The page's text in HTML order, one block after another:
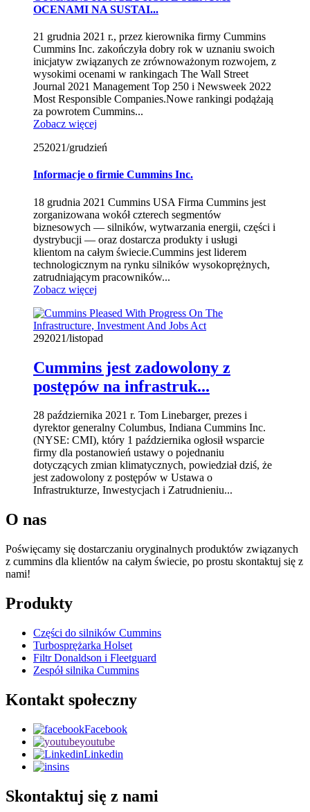
OCENAMI NA SUSTAI...
21 grudnia 2021 r., przez kierownika firmy Cummins
Cummins Inc. zakończyła dobry rok w uznaniu swoich
inicjatyw związanych ze zrównoważonym rozwojem, z
wysokimi ocenami w rankingach The Wall Street
Journal 2021 Management Top 250 i Newsweek 2022
Most Responsible Companies.Nowe rankingi podążają
za powrotem Cummins...
Zobacz więcej
252021/grudzień
Informacje o firmie Cummins Inc.
18 grudnia 2021 Cummins USA Firma Cummins jest
zorganizowana wokół czterech segmentów
biznesowych — silników, wytwarzania energii, części i
dystrybucji — oraz dostarcza produkty i usługi
klientom na całym świecie.Cummins jest liderem
technologicznym na rynku silników wysokoprężnych,
zatrudniającym pracowników...
Zobacz więcej
292021/listopad
Cummins jest zadowolony z
postępów na infrastruk...
28 października 2021 r. Tom Linebarger, prezes i
dyrektor generalny Columbus, Indiana Cummins Inc.
(NYSE: CMI), który 1 października ogłosił wsparcie
firmy dla postanowień ustawy o pojednaniu
dotyczących zmian klimatycznych, powiedział dziś, że
jest zadowolony z postępów w Ustawa o
Infrastrukturze, Inwestycjach i Zatrudnieniu...
O nas
Poświęcamy się dostarczaniu oryginalnych produktów związanych
z cummins dla klientów na całym świecie, po prostu skontaktuj się z
nami!
Produkty
Części do silników Cummins
Turbosprężarka Holset
Filtr Donaldson i Fleetguard
Zespół silnika Cummins
Kontakt społeczny
Facebook
youtube
Linkedin
ins
Skontaktuj się z nami